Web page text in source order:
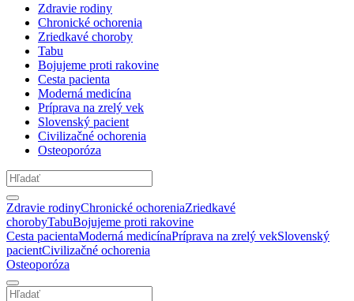
Zdravie rodiny
Chronické ochorenia
Zriedkavé choroby
Tabu
Bojujeme proti rakovine
Cesta pacienta
Moderná medicína
Príprava na zrelý vek
Slovenský pacient
Civilizačné ochorenia
Osteoporóza
Zdravie rodinyChronické ochoreniaZriedkavé
chorobyTabuBojujeme proti rakovine
Cesta pacientaModerná medicínaPríprava na zrelý vekSlovenský
pacientCivilizačné ochorenia
Osteoporóza